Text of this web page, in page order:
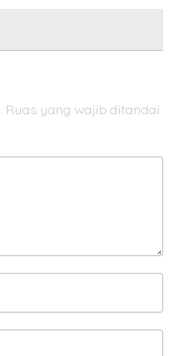
Ruas yang wajib ditandai